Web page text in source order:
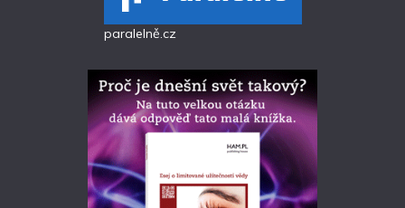
paralelně.cz